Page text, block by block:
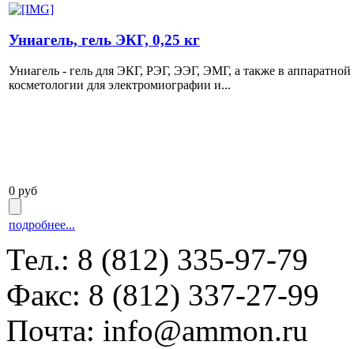
Униагель, гель ЭКГ, 0,25 кг
Униагель - гель для ЭКГ, РЭГ, ЭЭГ, ЭМГ, а также в аппаратной
косметологии для электромиографии и...
0 руб
подробнее...
Тел.: 8 (812) 335-97-79
Факс: 8 (812) 337-27-99
Почта: info@ammon.ru